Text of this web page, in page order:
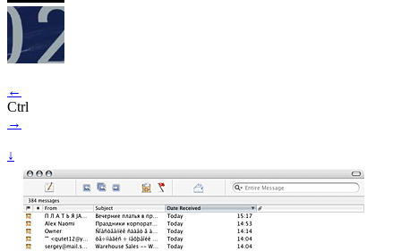
←
Ctrl
→
↓